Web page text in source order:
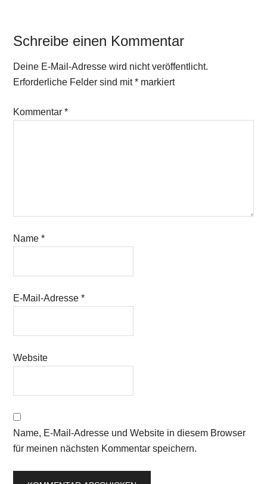
Schreibe einen Kommentar
Deine E-Mail-Adresse wird nicht veröffentlicht.
Erforderliche Felder sind mit* markiert
Kommentar*
Name*
E-Mail-Adresse*
Website
Name, E-Mail-Adresse und Website in diesem Browser
für meinen nächsten Kommentar speichern.